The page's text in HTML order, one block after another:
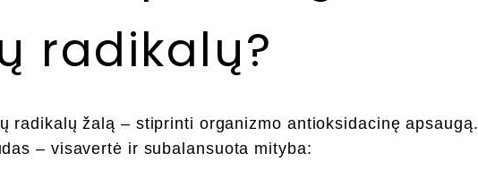
radikalų?
radikalų žalą – stiprinti organizmo antioksidacinę apsaugą.
– visavertė ir subalansuota mityba: